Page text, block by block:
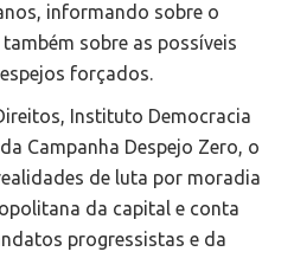
informando sobre o
sobre as possíveis
forçados.
Instituto Democracia
Campanha Despejo Zero, o
de luta por moradia
da capital e conta
progressistas e da